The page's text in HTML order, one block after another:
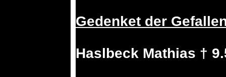
Gedenket der
Haslbeck Mathias †